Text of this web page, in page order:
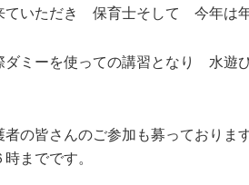
ていただき 保育士そして 今年は年
ダミーを使っての講習となり 水遊
者の皆さんのご参加も募っており
時までです。